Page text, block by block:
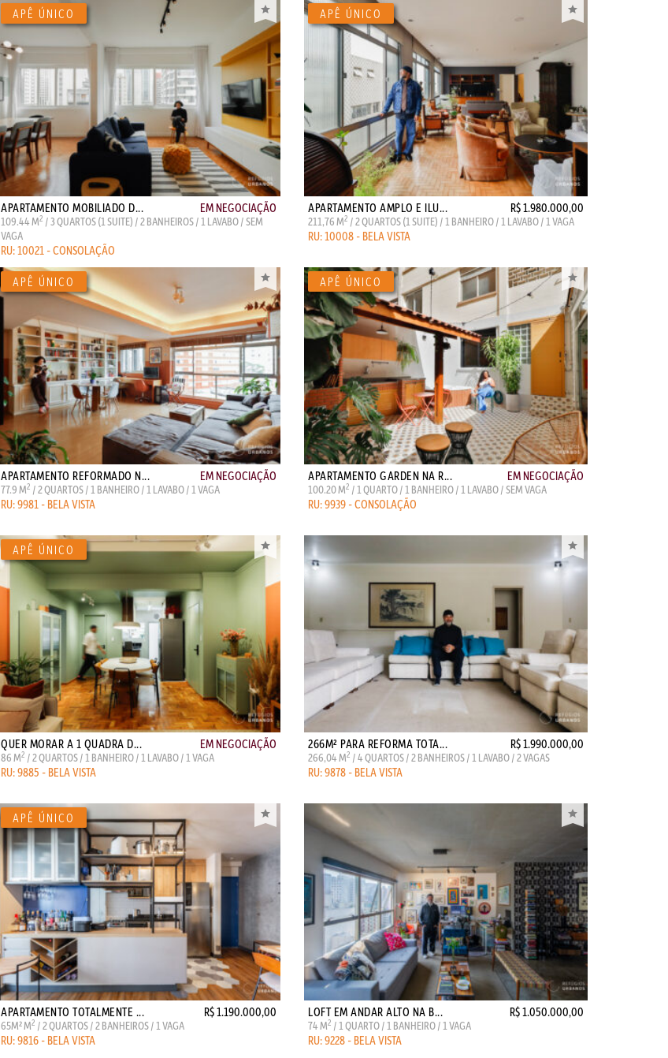
APARTAMENTO MOBILIADO D... EM NEGOCIAÇÃO
109.44 M2 / 3 QUARTOS (1 SUITE) / 2 BANHEIROS / 1 LAVABO / SEM
VAGA
RU: 10021 - CONSOLAÇÃO
APARTAMENTO AMPLO E ILU... R$ 1.980.000,00
211,76 M2 / 2 QUARTOS (1 SUITE) / 1 BANHEIRO / 1 LAVABO / 1 VAGA
RU: 10008 - BELA VISTA
APARTAMENTO REFORMADO N... EM NEGOCIAÇÃO
77.9 M2 / 2 QUARTOS / 1 BANHEIRO / 1 LAVABO / 1 VAGA
RU: 9981 - BELA VISTA
APARTAMENTO GARDEN NA R... EM NEGOCIAÇÃO
100.20 M2 / 1 QUARTO / 1 BANHEIRO / 1 LAVABO / SEM VAGA
RU: 9939 - CONSOLAÇÃO
QUER MORAR A 1 QUADRA D... EM NEGOCIAÇÃO
86 M2 / 2 QUARTOS / 1 BANHEIRO / 1 LAVABO / 1 VAGA
RU: 9885 - BELA VISTA
266M² PARA REFORMA TOTA... R$ 1.990.000,00
266,04 M2 / 4 QUARTOS / 2 BANHEIROS / 1 LAVABO / 2 VAGAS
RU: 9878 - BELA VISTA
APARTAMENTO TOTALMENTE ... R$ 1.190.000,00
65M² M2 / 2 QUARTOS / 2 BANHEIROS / 1 VAGA
RU: 9816 - BELA VISTA
LOFT EM ANDAR ALTO NA B... R$ 1.050.000,00
74 M2 / 1 QUARTO / 1 BANHEIRO / 1 VAGA
RU: 9228 - BELA VISTA